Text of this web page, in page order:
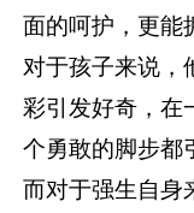
面的呵护，更能
对于孩子来说，
彩引发好奇，在
个勇敢的脚步都
而对于强生自身